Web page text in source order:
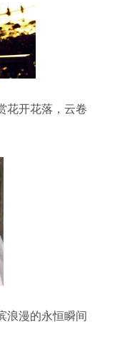
花开花落，云卷
浪漫的永恒瞬间